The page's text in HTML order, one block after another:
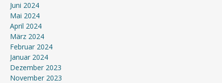
Juni 2024
Mai 2024
April 2024
März 2024
Februar 2024
Januar 2024
Dezember 2023
November 2023